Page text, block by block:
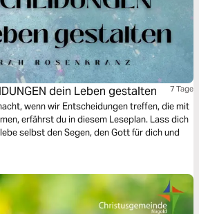
dein Leben gestalten 7 Tage
wenn wir Entscheidungen treffen, die mit
erfährst du in diesem Leseplan. Lass dich
selbst den Segen, den Gott für dich und